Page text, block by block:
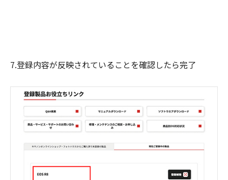
7.登録内容が反映されていることを確認したら完了